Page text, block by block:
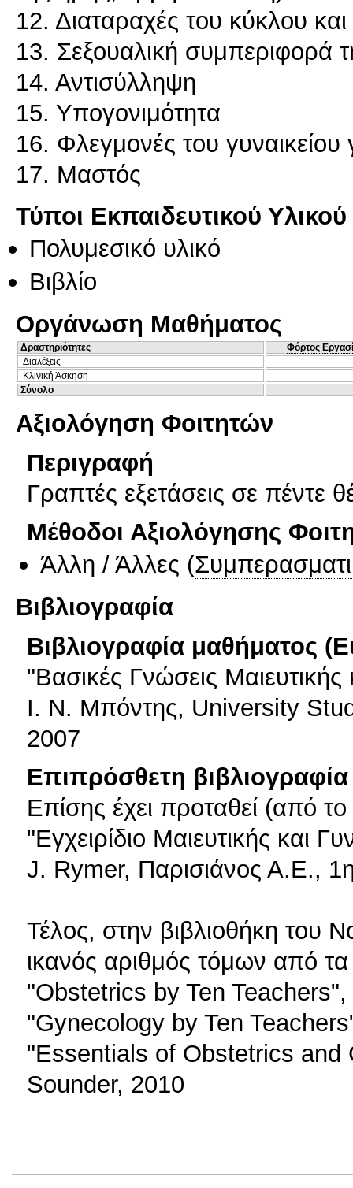
12. Διαταραχές του κύκλου
13. Σεξουαλική συμπεριφορά
14. Αντισύλληψη
15. Υπογονιμότητα
16. Φλεγμονές του γυναικείου
17. Μαστός
Τύποι Εκπαιδευτικού Υλικού
Πολυμεσικό υλικό
Βιβλίο
Οργάνωση Μαθήματος
Δραστηριότητες
Φόρτος
Διαλέξεις
Κλινική Άσκηση
Σύνολο
Αξιολόγηση Φοιτητών
Περιγραφή
Γραπτές εξετάσεις σε πέντε
Μέθοδοι Αξιολόγησης
Άλλη / Άλλες (
Βιβλιογραφία
Βιβλιογραφία μαθήματος
"Βασικές Γνώσεις Μαιευτικής
Ι. Ν. Μπόντης, University
2007
Επιπρόσθετη βιβλιογραφία
Επίσης έχει προταθεί (από
"Εγχειρίδιο Μαιευτικής και
J. Rymer, Παρισιάνος Α.Ε.,
Τέλος, στην βιβλιοθήκη του
ικανός αριθμός τόμων από
"Obstetrics by Ten
"Gynecology by Ten
"Essentials of Obstetrics
Sounder, 2010